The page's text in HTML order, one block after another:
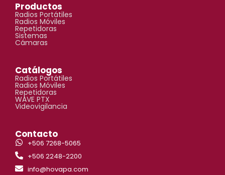
Productos
Radios Portátiles
Radios Móviles
Repetidoras
Sistemas
Cámaras
Catálogos
Radios Portátiles
Radios Móviles
Repetidoras
WAVE PTX
Videovigilancia
Contacto
+506 7268-5065
+506 2248-2200
info@hovapa.com